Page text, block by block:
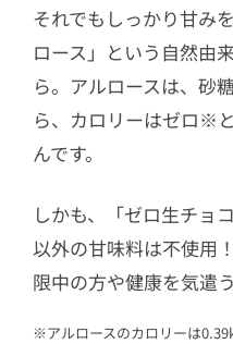
それでもしっかり甘み
ロース」という自然由
ら。アルロースは、砂
ら、カロリーはゼロ※
んです。
しかも、「ゼロ生チョ
以外の甘味料は不使用
限中の方や健康を気遣
※アルロースのカロリーは